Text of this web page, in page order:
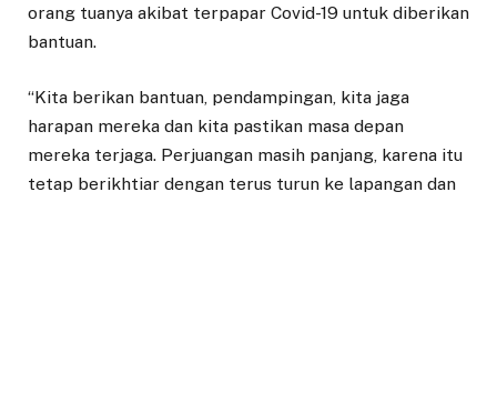
orang tuanya akibat terpapar Covid-19 untuk diberikan
bantuan.
“Kita berikan bantuan, pendampingan, kita jaga
harapan mereka dan kita pastikan masa depan
mereka terjaga. Perjuangan masih panjang, karena itu
tetap berikhtiar dengan terus turun ke lapangan dan